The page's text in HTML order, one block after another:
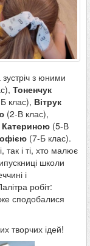
зустріч з юними
Тоненчук
клас), Вітрук
(2-В клас),
Катериною (5-В
(7-Б клас).
так і ті, хто малює
школи
і
робіт:
сподобалися
творчих ідей!